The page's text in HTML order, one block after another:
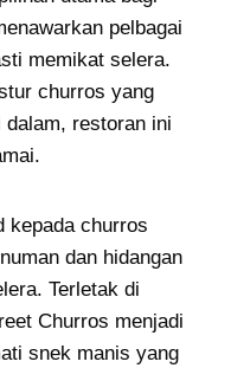
pelbagai
memikat selera.
churros yang
dalam, restoran ini
kepada churros
dan hidangan
Terletak di
Churros menjadi
snek manis yang